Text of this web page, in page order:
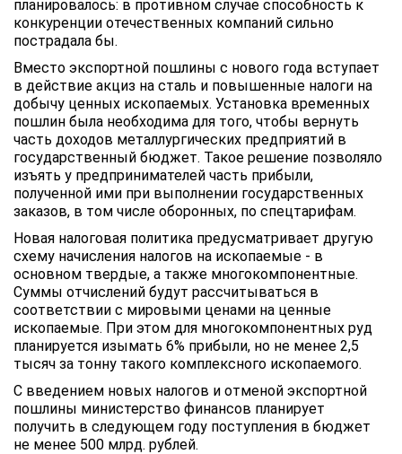
планировалось: в противном случае способность к
конкуренции отечественных компаний сильно
пострадала бы.
Вместо экспортной пошлины с нового года вступает
в действие акциз на сталь и повышенные налоги на
добычу ценных ископаемых. Установка временных
пошлин была необходима для того, чтобы вернуть
часть доходов металлургических предприятий в
государственный бюджет. Такое решение позволяло
изъять у предпринимателей часть прибыли,
полученной ими при выполнении государственных
заказов, в том числе оборонных, по спецтарифам.
Новая налоговая политика предусматривает другую
схему начисления налогов на ископаемые - в
основном твердые, а также многокомпонентные.
Суммы отчислений будут рассчитываться в
соответствии с мировыми ценами на ценные
ископаемые. При этом для многокомпонентных руд
планируется изымать 6% прибыли, но не менее 2,5
тысяч за тонну такого комплексного ископаемого.
С введением новых налогов и отменой экспортной
пошлины министерство финансов планирует
получить в следующем году поступления в бюджет
не менее 500 млрд. рублей.